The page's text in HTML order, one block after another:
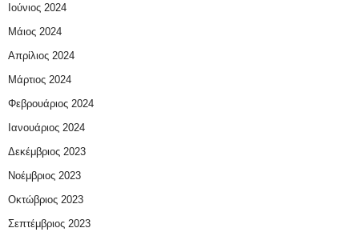
Ιούνιος 2024
Μάιος 2024
Απρίλιος 2024
Μάρτιος 2024
Φεβρουάριος 2024
Ιανουάριος 2024
Δεκέμβριος 2023
Νοέμβριος 2023
Οκτώβριος 2023
Σεπτέμβριος 2023